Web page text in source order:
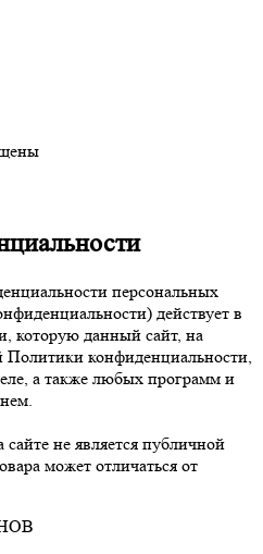
персональных
действует в
которую данный сайт, на
Политики конфиденциальности,
а также любых программ и
не является публичной
может отличаться от